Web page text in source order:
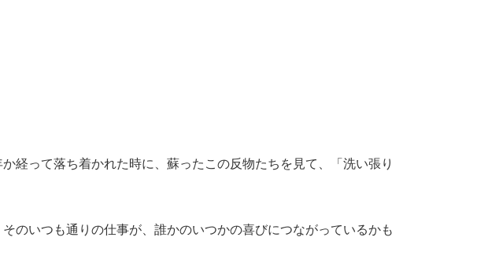
経って落ち着かれた時に、蘇ったこの反物たちを見て、「洗い張り
のいつも通りの仕事が、誰かのいつかの喜びにつながっているかも